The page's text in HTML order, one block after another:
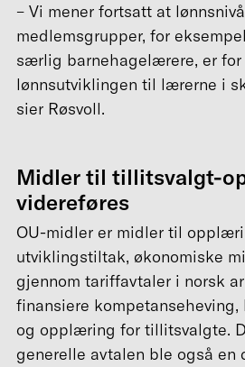
– Vi mener fortsatt at
medlemsgrupper, for
særlig barnehagelærere, er for
lønnsutviklingen til lærerne i
sier Røsvoll.
Midler til tillitsvalgt-
videreføres
OU-midler er midler til
utviklingstiltak, økonomiske
gjennom tariffavtaler i norsk
finansiere
og opplæring for tillitsvalgte.
generelle avtalen ble også en